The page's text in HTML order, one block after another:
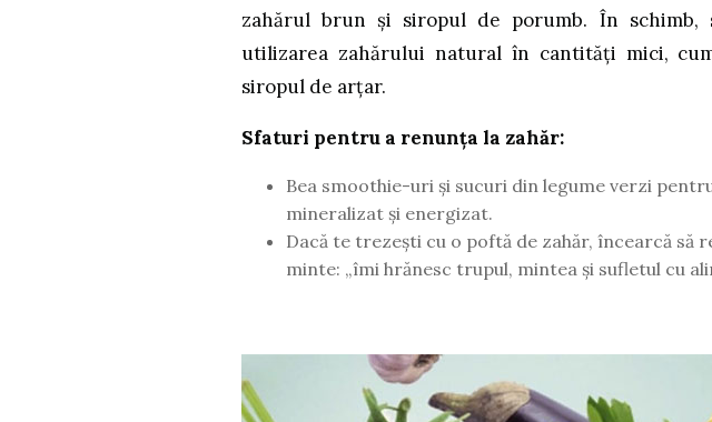
zahărul brun și siropul de porumb. În schimb,
utilizarea zahărului natural în cantități mici,
siropul de arțar.
Sfaturi pentru a renunța la zahăr:
Bea smoothie-uri și sucuri din legume verzi
mineralizat și energizat.
Dacă te trezești cu o poftă de zahăr, încearcă să
minte: „îmi hrănesc trupul, mintea și sufletul cu